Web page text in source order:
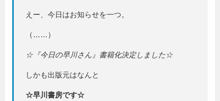
えー、今日はお知らせを一つ。
（……）
☆『今日の早川さん』書籍化決定しました☆
しかも出版元はなんと
☆早川書房です☆